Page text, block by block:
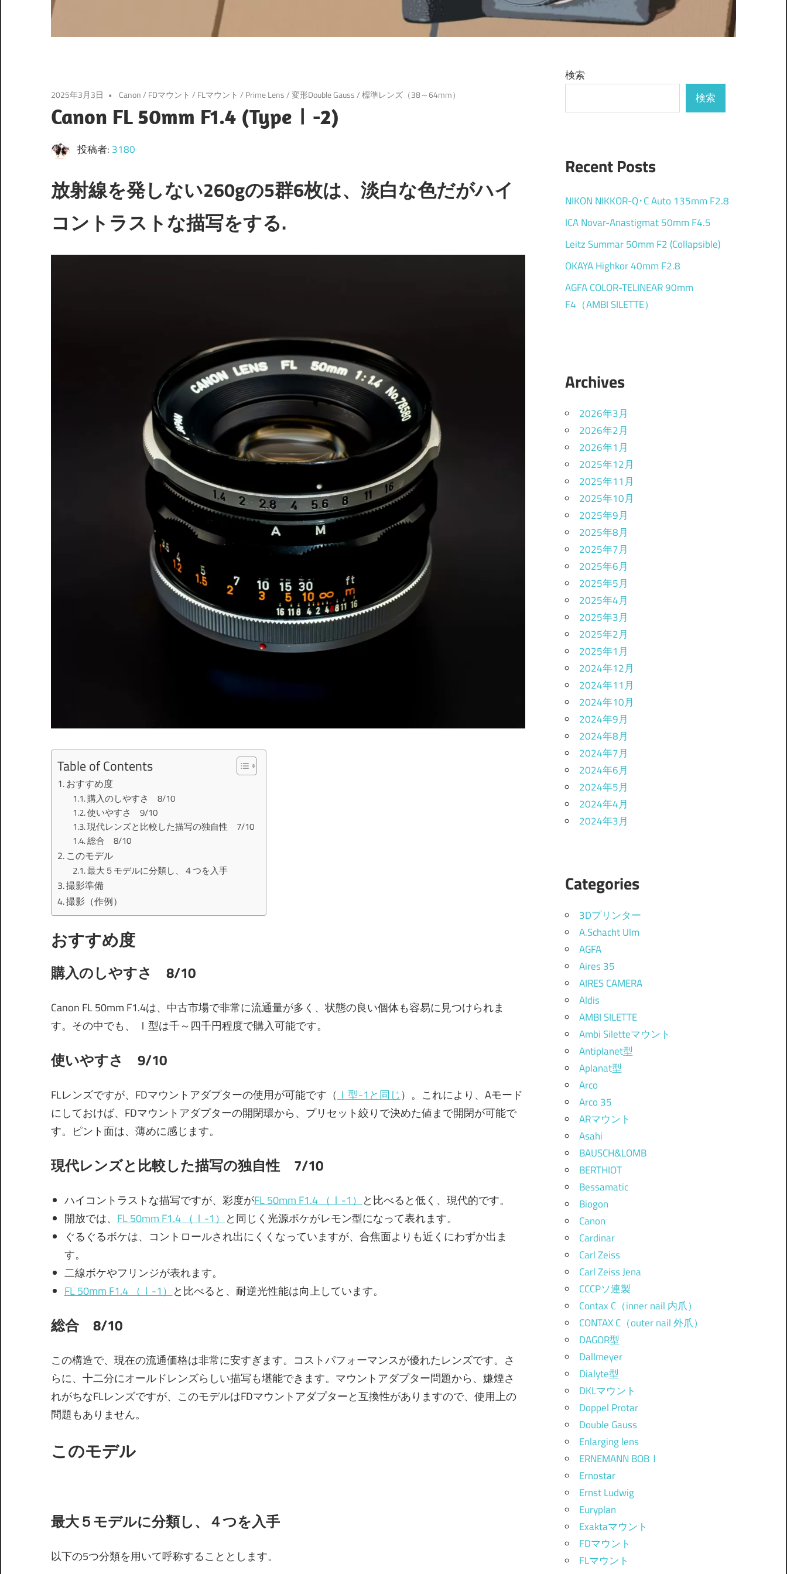
2025年3月3日 Canon/ FDマウント / FLマウント / Prime Lens/変形Double Gauss/標準レンズ（38～64mm）
Canon FL 50mm F1.4 (TypeⅠ-2)
投稿者: 3180
放射線を発しない260gの5群6枚は、淡白な色だがハイ
コントラストな描写をする.
Table of Contents
おすすめ度
購入のしやすさ 8/10
使いやすさ 9/10
現代レンズと比較した描写の独自性 7/10
総合 8/10
このモデル
最大５モデルに分類し、４つを入手
撮影準備
撮影（作例）
おすすめ度
購入のしやすさ 8/10
Canon FL 50mm F1.4は、中古市場で非常に流通量が多く、状態の良い個体も容易に見つけられま
す。その中でも、 Ⅰ型は千～四千円程度で購入可能です。
使いやすさ 9/10
FLレンズですが、FDマウントアダプターの使用が可能です（ Ⅰ型-1と同じ）。これにより、Aモード
にしておけば、FDマウントアダプターの開閉環から、プリセット絞りで決めた値まで開閉が可能で
す。ピント面は、薄めに感じます。
現代レンズと比較した描写の独自性 7/10
ハイコントラストな描写ですが、彩度がFL 50mm F1.4 （Ⅰ-1） と比べると低く、現代的です。
開放では、 FL 50mm F1.4 （Ⅰ-1） と同じく光源ボケがレモン型になって表れます。
ぐるぐるボケは、コントロールされ出にくくなっていますが、合焦面よりも近くにわずか出ま
す。
二線ボケやフリンジが表れます。
FL 50mm F1.4 （Ⅰ-1） と比べると、耐逆光性能は向上しています。
総合 8/10
この構造で、現在の流通価格は非常に安すぎます。コストパフォーマンスが優れたレンズです。さ
らに、十二分にオールドレンズらしい描写も堪能できます。マウントアダプター問題から、嫌煙さ
れがちなFLレンズですが、このモデルはFDマウントアダプターと互換性がありますので、使用上の
問題もありません。
このモデル
最大５モデルに分類し、４つを入手
以下の5つ分類を用いて呼称することとします。
検索
検索
Recent Posts
NIKON NIKKOR-Q･C Auto 135mm F2.8
ICA Novar-Anastigmat 50mm F4.5
Leitz Summar 50mm F2 (Collapsible)
OKAYA Highkor 40mm F2.8
AGFA COLOR-TELINEAR 90mm
F4（AMBI SILETTE）
Archives
2026年3月
2026年2月
2026年1月
2025年12月
2025年11月
2025年10月
2025年9月
2025年8月
2025年7月
2025年6月
2025年5月
2025年4月
2025年3月
2025年2月
2025年1月
2024年12月
2024年11月
2024年10月
2024年9月
2024年8月
2024年7月
2024年6月
2024年5月
2024年4月
2024年3月
Categories
3Dプリンター
A.Schacht Ulm
AGFA
Aires 35
AIRES CAMERA
Aldis
AMBI SILETTE
Ambi Siletteマウント
Antiplanet型
Aplanat型
Arco
Arco 35
ARマウント
Asahi
BAUSCH&LOMB
BERTHIOT
Bessamatic
Biogon
Canon
Cardinar
Carl Zeiss
Carl Zeiss Jena
CCCPソ連製
Contax C（inner nail 内爪）
CONTAX C（outer nail 外爪）
DAGOR型
Dallmeyer
Dialyte型
DKLマウント
Doppel Protar
Double Gauss
Enlarging lens
ERNEMANN BOBⅠ
Ernostar
Ernst Ludwig
Euryplan
Exaktaマウント
FDマウント
FLマウント